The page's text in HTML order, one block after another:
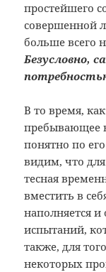
простейшего
совершенной
больше всего
Безусловно,
В то время,
пребывающее
понятно по
видим, что
тесная
вместить в
наполняется и
испытаний,
также, для
некоторых